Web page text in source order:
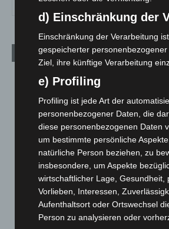
Aktuelle Beiträge
Kunst trifft Weingenuss: Barbara-
Werke im Jacques’ Wein-Depot
8. August 2026
A2: Zweite Turbobaustelle startet
und Bothfeld
8. August 2026
Niedersachsen: Feuerwehrkräfte kehren
Waldbrandeinsatz aus Spanien zurück
Hannover: Erste Tigermücken-
d) Einschränkung der
Einschränkung der Verarbeitung
gespeicherter
Ziel, ihre künftige Verarbeitung
e) Profiling
Profiling ist jede Art der
personenbezogener Daten, die
diese personenbezogenen Daten
um bestimmte persönliche
natürliche Person beziehen, zu
insbesondere, um Aspekte
wirtschaftlicher Lage, Gesundheit,
Vorlieben, Interessen,
Aufenthaltsort oder Ortswechsel
Person zu analysieren oder